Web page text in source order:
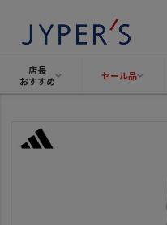
店長
おすすめ
セール品